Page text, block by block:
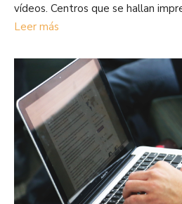
vídeos. Centros que se hallan
Leer más